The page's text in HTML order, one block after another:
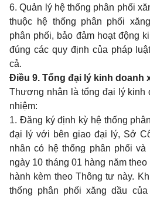
6. Quản lý hệ thống phân phối
thuộc hệ thống phân phối
phân phối, bảo đảm hoạt động
đúng các quy định của pháp
cả.
Điều 9. Tổng đại lý kinh doanh
Thương nhân là tổng đại lý kinh
nhiệm:
1. Đăng ký định kỳ hệ thống
đại lý với bên giao đại lý, Sở
nhân có hệ thống phân phối
ngày 10 tháng 01 hàng năm theo
hành kèm theo Thông tư này.
thống phân phối xăng dầu